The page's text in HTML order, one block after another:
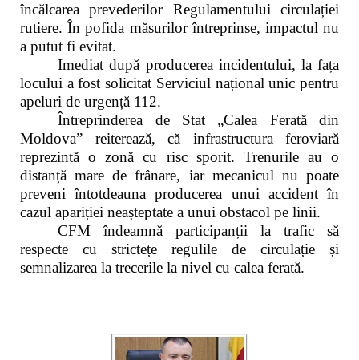
încălcarea prevederilor Regulamentului circulației
rutiere. În pofida măsurilor întreprinse, impactul nu
a putut fi evitat.
Imediat după producerea incidentului, la fața
locului a fost solicitat Serviciul național unic pentru
apeluri de urgență 112.
Întreprinderea de Stat „Calea Ferată din
Moldova” reiterează, că infrastructura feroviară
reprezintă o zonă cu risc sporit. Trenurile au o
distanță mare de frânare, iar mecanicul nu poate
preveni întotdeauna producerea unui accident în
cazul apariției neașteptate a unui obstacol pe linii.
CFM îndeamnă participanții la trafic să
respecte cu strictețe regulile de circulație și
semnalizarea la trecerile la nivel cu calea ferată.